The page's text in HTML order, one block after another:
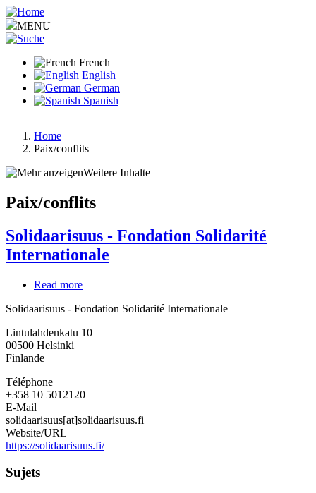
Aller
au
contenu
MENU
French
English
German
Spanish
Fil
d'Ariane
Home
Paix/conflits
Weitere Inhalte
Paix/conflits
Solidaarisuus - Fondation Solidarité
Internationale
Read more
-
Solidarité
Solidaarisuus - Fondation Solidarité Internationale
Lintulahdenkatu 10
00500 Helsinki
Finlande
Téléphone
+358 10 5012120
E-Mail
solidaarisuus[at]solidaarisuus.fi
Website/URL
https://solidaarisuus.fi/
Sujets